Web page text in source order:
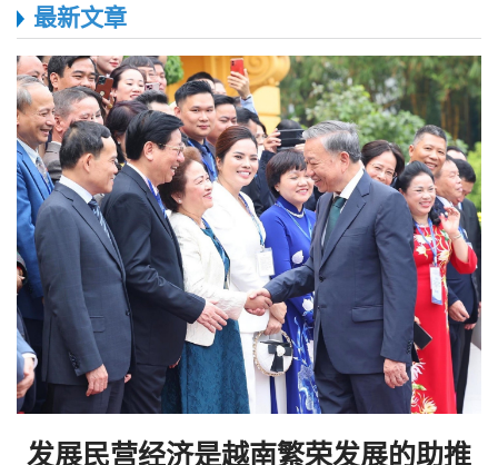
最新文章
发展民营经济是越南繁荣发展的助推